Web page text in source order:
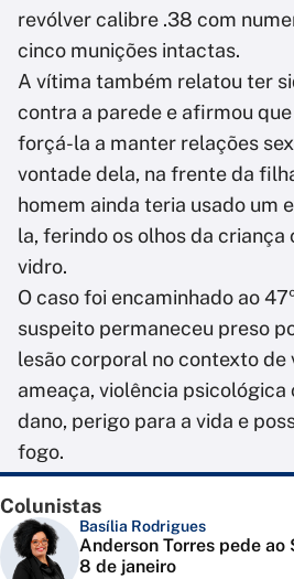
revólver calibre .38 com
cinco munições intactas.
A vítima também relatou ter
contra a parede e afirmou
forçá-la a manter relações
vontade dela, na frente da
homem ainda teria usado um
la, ferindo os olhos da
vidro.
O caso foi encaminhado ao
suspeito permaneceu preso
lesão corporal no contexto de
ameaça, violência psicológica
dano, perigo para a vida e
fogo.
Colunistas
Basília Rodrigues
Anderson Torres pede ao
8 de janeiro